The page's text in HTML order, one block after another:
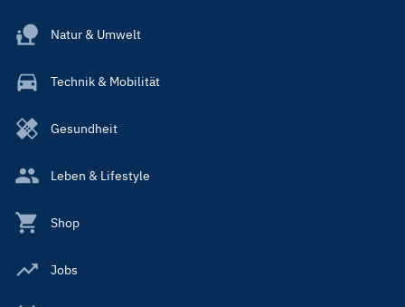
Natur & Umwelt
Technik & Mobilität
Gesundheit
Leben & Lifestyle
Shop
Jobs